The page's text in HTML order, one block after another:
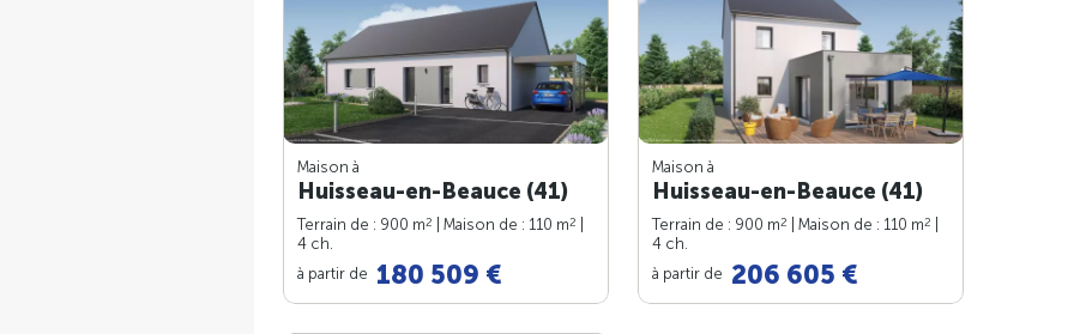
Maison à
Huisseau-en-Beauce (41)
Terrain de : 900 m2 | Maison de : 110 m2
4 ch.
à partir de 180 509 €
Maison à
Huisseau-en-Beauce (41)
Terrain de : 900 m2 | Maison de : 110 m2
4 ch.
à partir de 206 605 €